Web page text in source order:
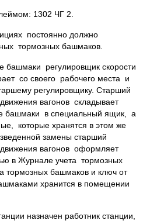
1302 ЧГ 2.
постоянно должно
тормозных башмаков.
башмаки регулировщик скорости
со своего рабочего места и
регулировщику. Старший
вагонов складывает
башмаки в специальный ящик, а
которые хранятся в этом же
замены старший
движения вагонов оформляет
в Журнале учета тормозных
тормозных башмаков и ключ от
хранится в помещении
назначен работник станции,